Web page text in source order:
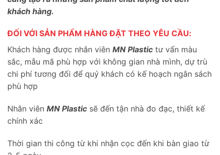
khách hàng.
ĐỐI VỚI SẢN PHẨM HÀNG ĐẶT THEO YÊU CẦU:
Khách hàng được nhân viên MN Plastic tư vấn màu
sắc, mẫu mã phù hợp với không gian nhà mình, dự trù
chi phí tương đối để quý khách có kế hoạch ngân sách
phù hợp
Nhân viên MN Plastic sẽ đến tận nhà đo đạc, thiết kế
chính xác
Thời gian thi công từ khi nhận cọc đến khi bàn giao từ